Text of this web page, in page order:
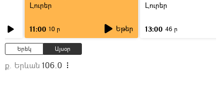
Լուրեր
11:00 10 ր Եթեր
Լուրեր
13:00 46 ր
Երեկ Այսօր
ք. Երևան 106.0